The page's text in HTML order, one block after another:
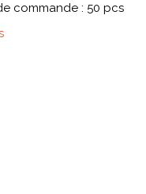
commande : 50 pcs